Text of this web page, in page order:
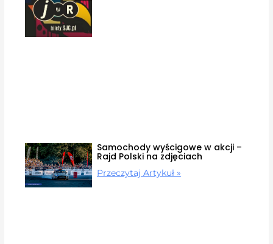
Samochody wyścigowe w akcji –
Rajd Polski na zdjęciach
Przeczytaj Artykuł »